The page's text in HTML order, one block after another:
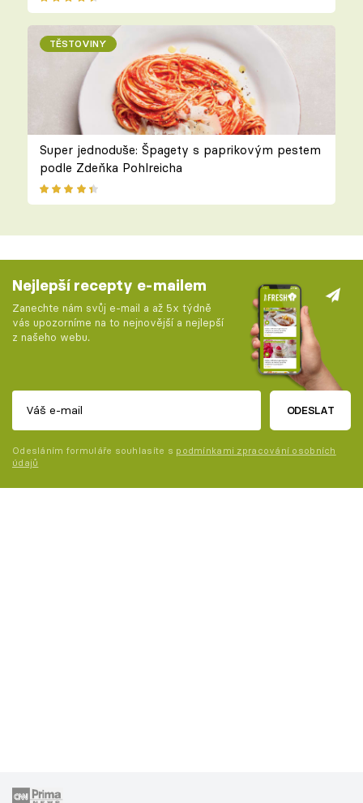
TĚSTOVINY
Super jednoduše: Špagety s paprikovým pestem
podle Zdeňka Pohlreicha
Nejlepší recepty e-mailem
Zanechte nám svůj e-mail a až 5x týdně
vás upozorníme na to nejnovější a nejlepší
z našeho webu.
ODESLAT
Odesláním formuláře souhlasíte s podmínkami zpracování osobních
údajů